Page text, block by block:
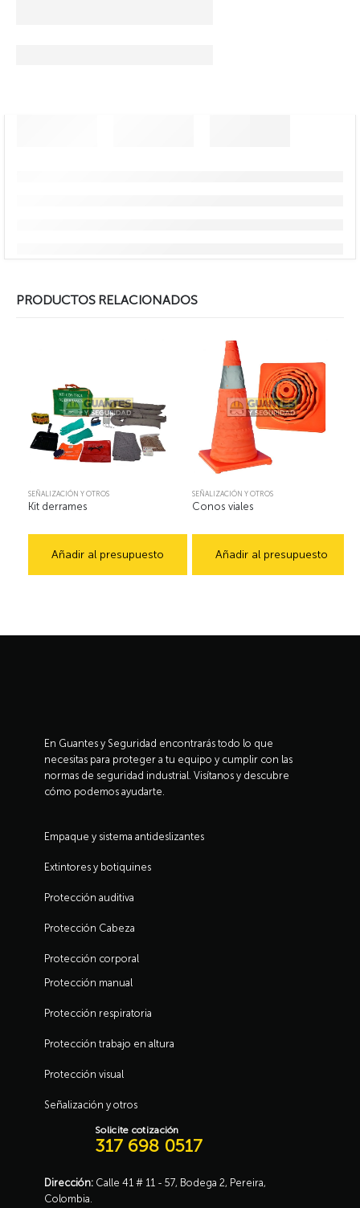
PRODUCTOS RELACIONADOS
SEÑALIZACIÓN Y OTROS
Kit derrames
Añadir al presupuesto
SEÑALIZACIÓN Y OTROS
Conos viales
Añadir al presupuesto
En Guantes y Seguridad encontrarás todo lo que
necesitas para proteger a tu equipo y cumplir con las
normas de seguridad industrial. Visítanos y descubre
cómo podemos ayudarte.
Empaque y sistema antideslizantes
Extintores y botiquines
Protección auditiva
Protección Cabeza
Protección corporal
Protección manual
Protección respiratoria
Protección trabajo en altura
Protección visual
Señalización y otros
Solicite cotización
317 698 0517
Dirección: Calle 41 # 11 - 57, Bodega 2, Pereira,
Colombia.